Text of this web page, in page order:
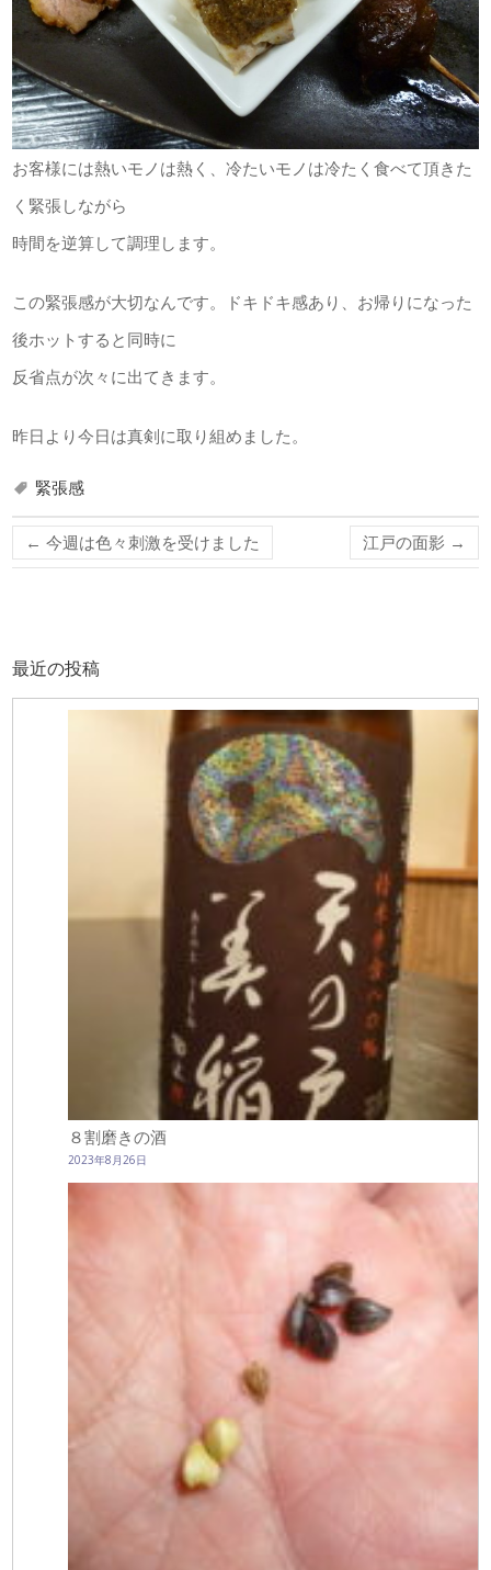
お客様には熱いモノは熱く、冷たいモノは冷たく食べて頂きた
く緊張しながら
時間を逆算して調理します。
この緊張感が大切なんです。ドキドキ感あり、お帰りになった
後ホットすると同時に
反省点が次々に出てきます。
昨日より今日は真剣に取り組めました。
緊張感
← 今週は色々刺激を受けました 江戸の面影 →
最近の投稿
８割磨きの酒
2023年8月26日